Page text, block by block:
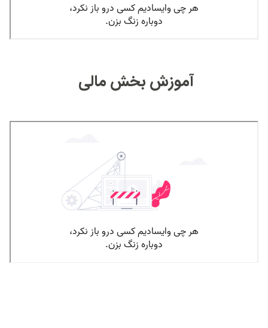
آموزش بخش مالی